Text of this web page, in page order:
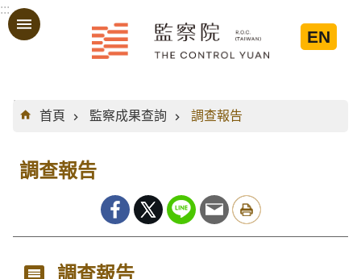
跳到主要內容區塊
:::
EN
:::
首頁
監察成果查詢 調查報告
調查報告
調查報告